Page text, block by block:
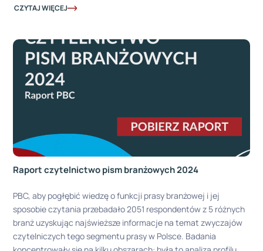
CZYTAJ WIĘCEJ
Raport czytelnictwo pism branżowych 2024
PBC, aby pogłębić wiedzę o funkcji prasy branżowej i jej
sposobie czytania przebadało 2051 respondentów z 5 różnych
branż uzyskując najświeższe informacje na temat zwyczajów
czytelniczych tego segmentu prasy w Polsce. Badania